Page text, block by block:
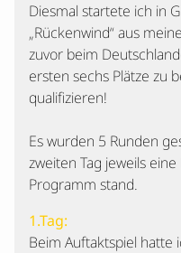
Diesmal startete ich in
„Rückenwind“ aus
zuvor beim
ersten sechs Plätze zu
qualifizieren!
Es wurden 5 Runden
zweiten Tag jeweils
Programm stand.
1.Tag:
Beim Auftaktspiel hatte